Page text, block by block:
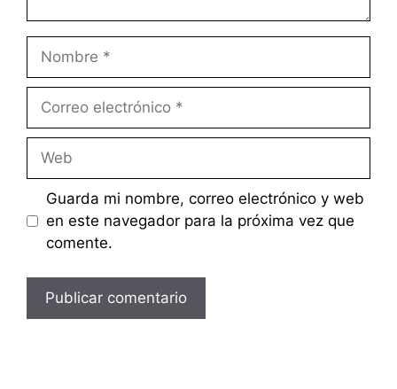
Nombre
Correo
Web
Guarda mi nombre, correo electrónico y web
en este navegador para la próxima vez que
comente.